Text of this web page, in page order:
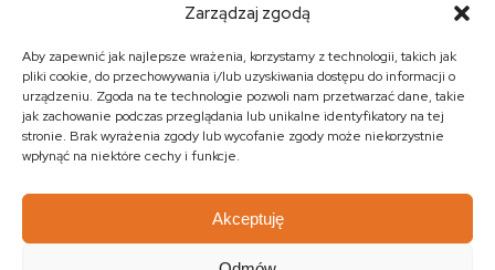
Zarządzaj zgodą
Aby zapewnić jak najlepsze wrażenia, korzystamy z technologii, takich jak
pliki cookie, do przechowywania i/lub uzyskiwania dostępu do informacji o
urządzeniu. Zgoda na te technologie pozwoli nam przetwarzać dane, takie
jak zachowanie podczas przeglądania lub unikalne identyfikatory na tej
stronie. Brak wyrażenia zgody lub wycofanie zgody może niekorzystnie
wpłynąć na niektóre cechy i funkcje.
Akceptuję
Komody kolonialne Krzesła kolonialne
Kufry indyjskie Ławki kolonialne Łóżka kolonialne
Parawany kolonialne Półki kolonialne Regały kolonialne
Stojaki na CD Stoliki kawowe Stoliki nocne